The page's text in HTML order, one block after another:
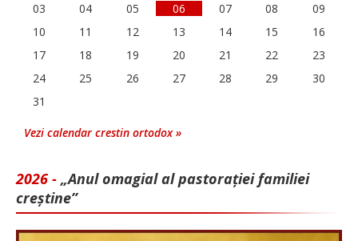
03
04 05 06 07 08
09
10
11 12 13 14 15
16
17
18 19 20 21 22
23
24
25 26 27 28 29
30
31
Vezi calendar crestin ortodox »
2026 - „Anul omagial al pastorației familiei
creștine”